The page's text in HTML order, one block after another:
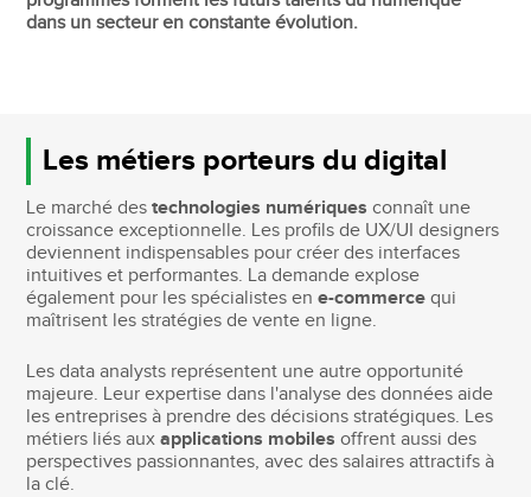
dans un secteur en constante évolution.
Les métiers porteurs du digital
Le marché destechnologies numériques connaît une
croissance exceptionnelle. Les profils de UX/UI designers
deviennent indispensables pour créer des interfaces
intuitives et performantes. La demande explose
également pour les spécialistes ene-commerce qui
maîtrisent les stratégies de vente en ligne.
Les data analysts représentent une autre opportunité
majeure. Leur expertise dans l'analyse des données aide
les entreprises à prendre des décisions stratégiques. Les
métiers liés auxapplications mobiles offrent aussi des
perspectives passionnantes, avec des salaires attractifs à
la clé.